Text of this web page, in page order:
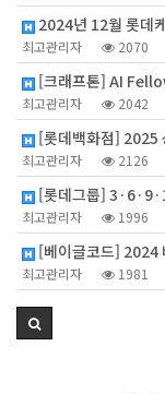
2024년 12월 롯데
최고관리자 2070
[크래프톤] AI
최고관리자 2042
[롯데백화점] 2025
최고관리자 2126
[롯데그룹]
최고관리자 1996
[베이글코드]
최고관리자 1981